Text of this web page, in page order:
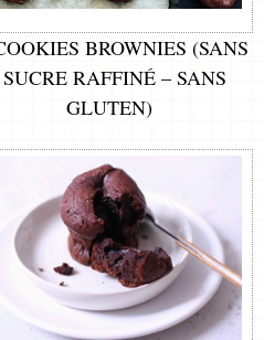
BROWNIES (SANS
SUCRE RAFFINÉ – SANS
GLUTEN)